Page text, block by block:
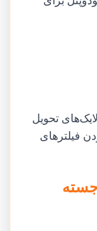
تحویل
فیلترهای
در سال 2025 برجسته